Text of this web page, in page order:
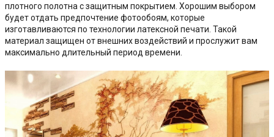
плотного полотна с защитным покрытием. Хорошим выбором
будет отдать предпочтение фотообоям, которые
изготавливаются по технологии латексной печати. Такой
материал защищен от внешних воздействий и прослужит вам
максимально длительный период времени.